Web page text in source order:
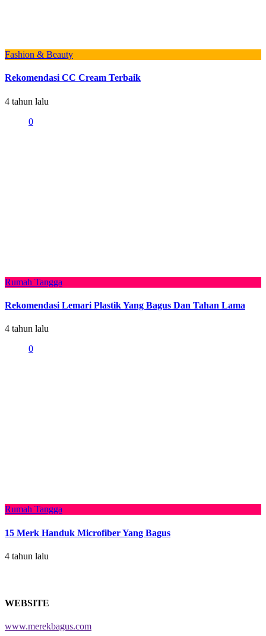
Fashion & Beauty
Rekomendasi CC Cream Terbaik
4 tahun lalu
0
Rumah Tangga
Rekomendasi Lemari Plastik Yang Bagus Dan Tahan Lama
4 tahun lalu
0
Rumah Tangga
15 Merk Handuk Microfiber Yang Bagus
4 tahun lalu
WEBSITE
www.merekbagus.com